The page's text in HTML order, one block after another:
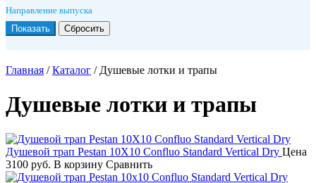
Направление выпуска
Главная /Каталог / Душевые лотки и трапы
Душевые лотки и трапы
Душевой трап Pestan 10Х10 Confluo Standard Vertical Dry Цена
3100 руб. В корзину Сравнить